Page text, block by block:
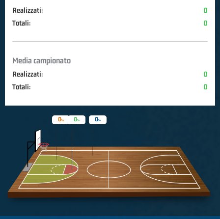
Realizzati:
0
Totali:
0
Media campionato
Realizzati:
0
Totali:
0
0
0 0